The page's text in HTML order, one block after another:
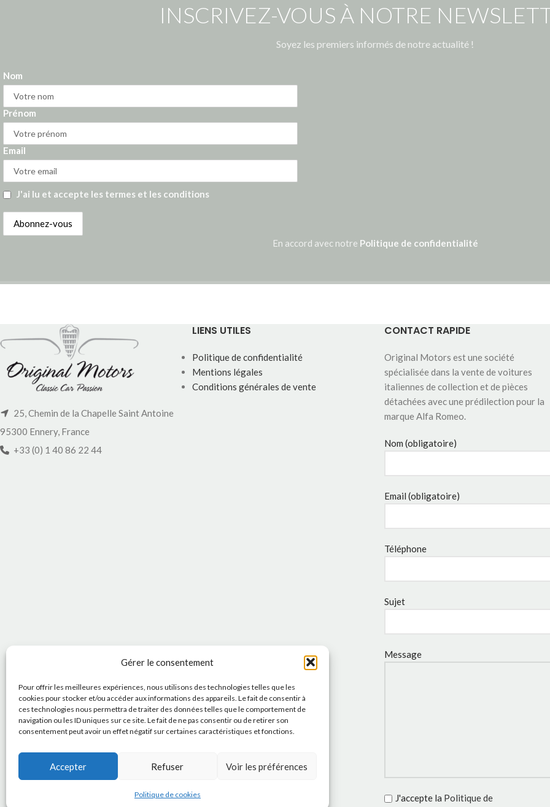
Gérer le consentement
Pour offrir les meilleures expériences, nous utilisons des technologies telles que les
cookies pour stocker et/ou accéder aux informations des appareils. Le fait de consentir à
ces technologies nous permettra de traiter des données telles que le comportement de
navigation ou les ID uniques sur ce site. Le fait de ne pas consentir ou de retirer son
consentement peut avoir un effet négatif sur certaines caractéristiques et fonctions.
Accepter Refuser Voir les préférences
Politique de cookies
INSCRIVEZ-VOUS À NOTRE
Soyez les premiers informés de notre actualité !
Nom
Prénom
Email
J'ai lu et accepte les termes et les conditions
En accord avec notre Politique de confidentialité
25, Chemin de la Chapelle Saint Antoine
95300 Ennery, France
+33 (0) 1 40 86 22 44
LIENS UTILES
Politique de confidentialité
Mentions légales
Conditions générales de vente
CONTACT RAPIDE
Original Motors est une société
spécialisée dans la vente de voitures
italiennes de collection et de pièces
détachées avec une prédilection pour la
marque Alfa Romeo.
Nom (obligatoire)
Email (obligatoire)
Téléphone
Sujet
Message
J'accepte la Politique de